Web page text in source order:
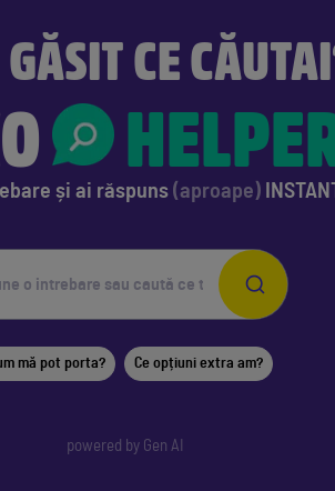
CE
și ai răspuns (aproape)
mă pot porta? Ce opțiuni extra am?
powered by Gen AI